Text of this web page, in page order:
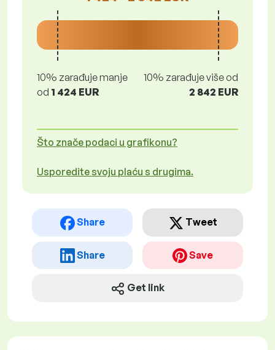
10% zarađuje manje
od 1 424 EUR
10% zarađuje više od
2 842 EUR
Što znače podaci u grafikonu?
Usporedite svoju plaću s drugima.
Share Tweet
Share Save
Get link